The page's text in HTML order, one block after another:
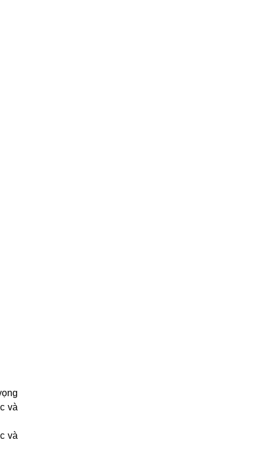
và
và